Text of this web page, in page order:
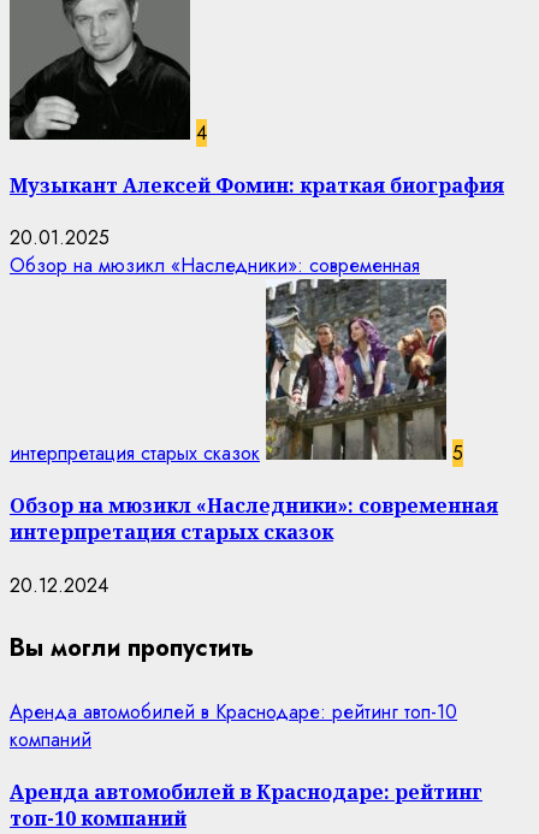
4
Музыкант Алексей Фомин: краткая биография
20.01.2025
Обзор на мюзикл «Наследники»: современная
интерпретация старых сказок 5
Обзор на мюзикл «Наследники»: современная
интерпретация старых сказок
20.12.2024
Вы могли пропустить
Аренда автомобилей в Краснодаре: рейтинг топ-10
компаний
Аренда автомобилей в Краснодаре: рейтинг
топ-10 компаний